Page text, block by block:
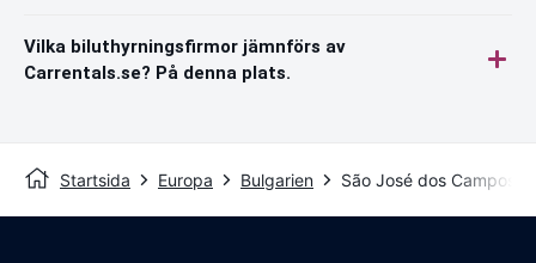
Vilka biluthyrningsfirmor jämnförs av
Carrentals.se? På denna plats.
Startsida Europa Bulgarien São José dos Campos